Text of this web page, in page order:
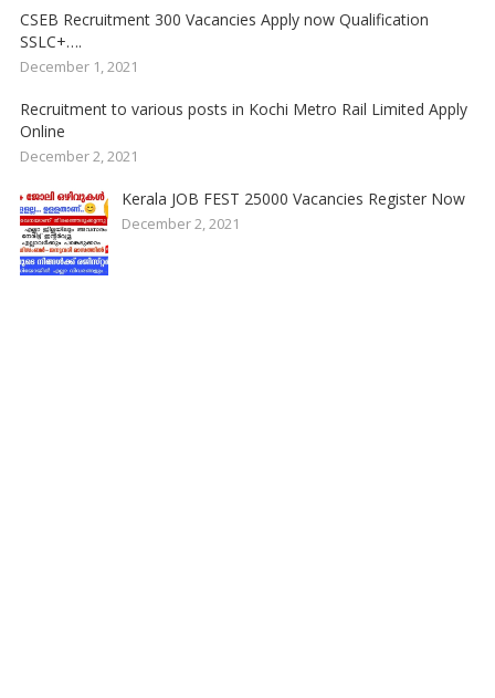
CSEB Recruitment 300 Vacancies Apply now Qualification
SSLC+….
December 1, 2021
Recruitment to various posts in Kochi Metro Rail Limited Apply
Online
December 2, 2021
Kerala JOB FEST 25000 Vacancies Register Now
December 2, 2021